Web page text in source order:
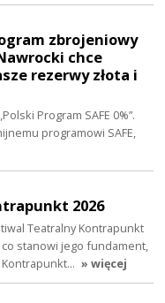
zbrojeniowy
chce
rezerwy złota i
Program SAFE 0%”.
programowi SAFE,
2026
Teatralny Kontrapunkt
co stanowi jego fundament,
Kontrapunkt… » więcej